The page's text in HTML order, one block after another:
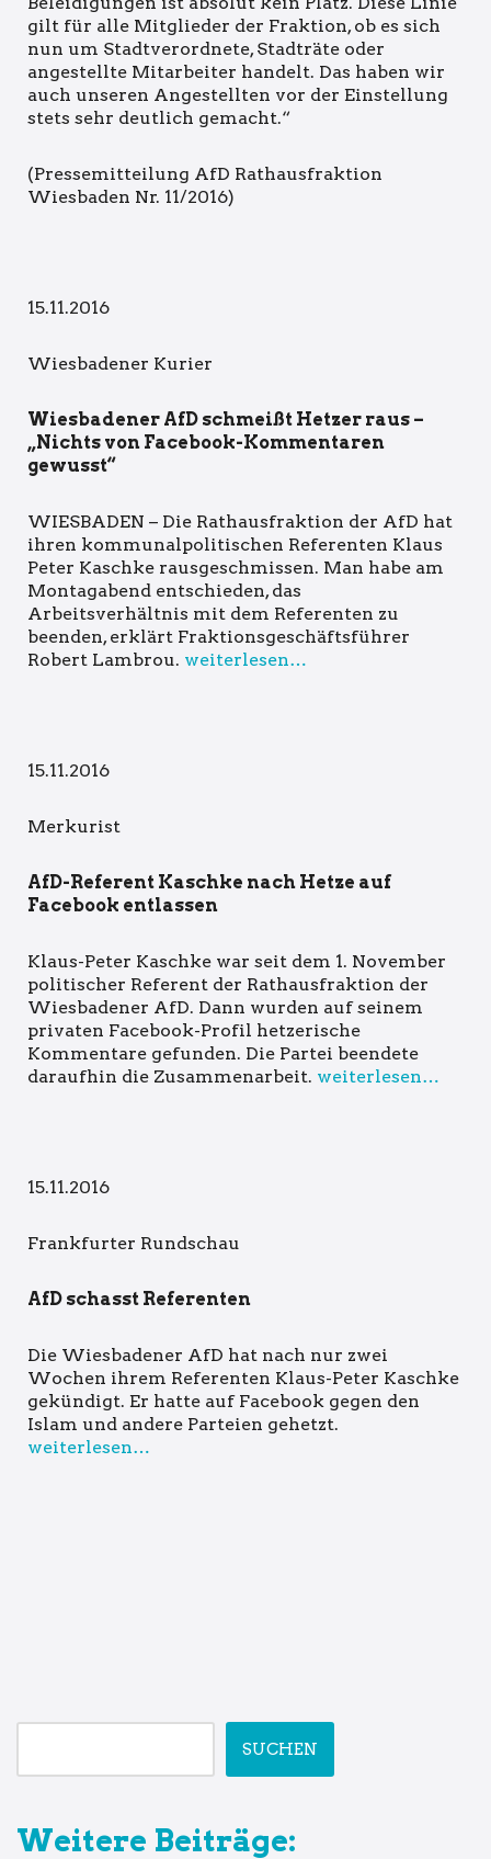
gilt für alle Mitglieder der Fraktion, ob es sich
nun um Stadtverordnete, Stadträte oder
angestellte Mitarbeiter handelt. Das haben wir
auch unseren Angestellten vor der Einstellung
stets sehr deutlich gemacht.“
(Pressemitteilung AfD Rathausfraktion
Wiesbaden Nr. 11/2016)
15.11.2016
Wiesbadener Kurier
Wiesbadener AfD schmeißt Hetzer raus –
„Nichts von Facebook-Kommentaren
gewusst“
WIESBADEN – Die Rathausfraktion der AfD hat
ihren kommunalpolitischen Referenten Klaus
Peter Kaschke rausgeschmissen. Man habe am
Montagabend entschieden, das
Arbeitsverhältnis mit dem Referenten zu
beenden, erklärt Fraktionsgeschäftsführer
Robert Lambrou. weiterlesen…
15.11.2016
Merkurist
AfD-Referent Kaschke nach Hetze auf
Facebook entlassen
Klaus-Peter Kaschke war seit dem 1. November
politischer Referent der Rathausfraktion der
Wiesbadener AfD. Dann wurden auf seinem
privaten Facebook-Profil hetzerische
Kommentare gefunden. Die Partei beendete
daraufhin die Zusammenarbeit. weiterlesen…
15.11.2016
Frankfurter Rundschau
AfD schasst Referenten
Die Wiesbadener AfD hat nach nur zwei
Wochen ihrem Referenten Klaus-Peter Kaschke
gekündigt. Er hatte auf Facebook gegen den
Islam und andere Parteien gehetzt.
weiterlesen…
SUCHEN
Weitere Beiträge: